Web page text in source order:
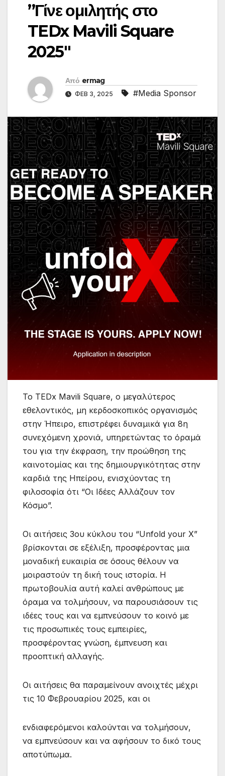
”Γίνε ομιλητής στο
TEDx Mavili Square
2025″
Από ermag
ΦΕΒ 3, 2025 #Media Sponsor
Το TEDx Mavili Square, ο μεγαλύτερος
εθελοντικός, μη κερδοσκοπικός οργανισμός
στην Ήπειρο, επιστρέφει δυναμικά για 8η
συνεχόμενη χρονιά, υπηρετώντας το όραμά
του για την έκφραση, την προώθηση της
καινοτομίας και της δημιουργικότητας στην
καρδιά της Ηπείρου, ενισχύοντας τη
φιλοσοφία ότι “Οι Ιδέες Αλλάζουν τον
Κόσμο”.
Οι αιτήσεις 3ου κύκλου του “Unfold your X”
βρίσκονται σε εξέλιξη, προσφέροντας μια
μοναδική ευκαιρία σε όσους θέλουν να
μοιραστούν τη δική τους ιστορία. Η
πρωτοβουλία αυτή καλεί ανθρώπους με
όραμα να τολμήσουν, να παρουσιάσουν τις
ιδέες τους και να εμπνεύσουν το κοινό με
τις προσωπικές τους εμπειρίες,
προσφέροντας γνώση, έμπνευση και
προοπτική αλλαγής.
Οι αιτήσεις θα παραμείνουν ανοιχτές μέχρι
τις 10 Φεβρουαρίου 2025, και οι
ενδιαφερόμενοι καλούνται να τολμήσουν,
να εμπνεύσουν και να αφήσουν το δικό τους
αποτύπωμα.